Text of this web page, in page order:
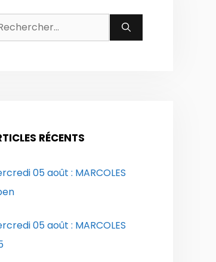
:
RÉCENTS
05 août : MARCOLES
05 août : MARCOLES